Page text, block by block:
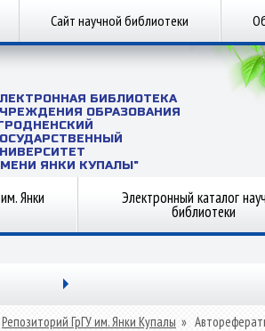
Сайт научной библиотеки
БИБЛИОТЕКА
ОБРАЗОВАНИЯ
ЯНКИ КУПАЛЫ"
Янки Электронный каталог
библиотеки
Репозиторий ГрГУ им. Янки Купалы »